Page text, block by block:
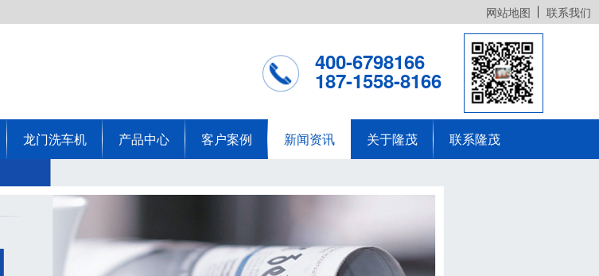
网站地图 联系我们
400-6798166
187-1558-8166
龙门洗车机 产品中心 客户案例 新闻资讯 关于隆茂 联系隆茂